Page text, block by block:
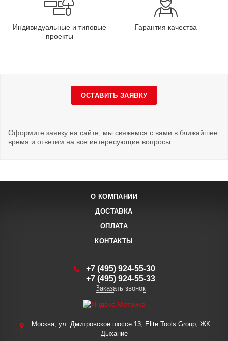
Индивидуальные и типовые
проекты
Гарантия качества
ОСТАВИТЬ ЗАЯВКУ
Оформите заявку на сайте, мы свяжемся с вами в ближайшее
время и ответим на все интересующие вопросы.
О КОМПАНИИ
ДОСТАВКА
ОПЛАТА
КОНТАКТЫ
+7 (495) 924-55-30
+7 (495) 924-55-33
Заказать звонок
Москва, ул. Дмитровское шоссе 13, Elite Tools Group, ЖК
Дыхание